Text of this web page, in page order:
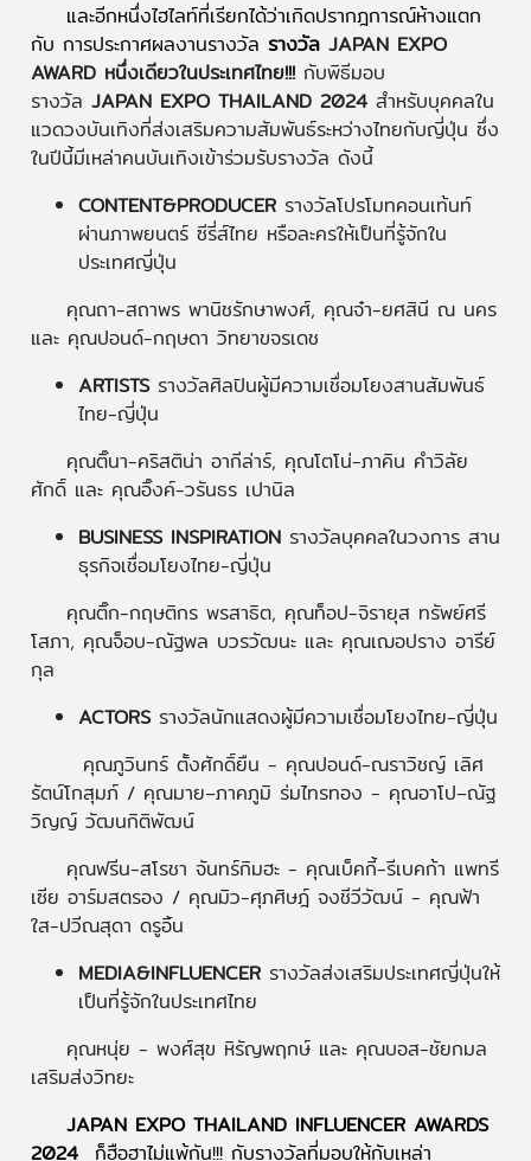
และอีกหนึ่งไฮไลท์ที่เรียกได้ว่าเกิดปรากฎการณ์ห้างแตก
กับ การประกาศผลงานรางวัล รางวัล JAPAN EXPO
AWARD หนึ่งเดียวในประเทศไทย!!! กับพิธีมอบ
รางวัล JAPAN EXPO THAILAND 2024 สำหรับบุคคลใน
แวดวงบันเทิงที่ส่งเสริมความสัมพันธ์ระหว่างไทยกับญี่ปุ่น ซึ่ง
ในปีนี้มีเหล่าคนบันเทิงเข้าร่วมรับรางวัล ดังนี้
CONTENT&PRODUCERรางวัลโปรโมทคอนเท้นท์
ผ่านภาพยนตร์ ซีรี่ส์ไทย หรือละครให้เป็นที่รู้จักใน
ประเทศญี่ปุ่น
คุณถา-สถาพร พานิชรักษาพงศ์, คุณจ๋า-ยศสินี ณ นคร
และ คุณปอนด์-กฤษดา วิทยาขจรเดช
ARTISTS รางวัลศิลปินผู้มีความเชื่อมโยงสานสัมพันธ์
ไทย-ญี่ปุ่น
คุณติ๊นา-คริสติน่า อากีล่าร์, คุณโตโน่-ภาคิน คำวิลัย
ศักดิ์ และ คุณอิ๊งค์-วรันธร เปานิล
BUSINESS INSPIRATION รางวัลบุคคลในวงการ สาน
ธุรกิจเชื่อมโยงไทย-ญี่ปุ่น
คุณติ๊ก-กฤษติกร พรสาธิต, คุณท็อป-จิรายุส ทรัพย์ศรี
โสภา, คุณจ็อบ-ณัฐพล บวรวัฒนะ และ คุณเฌอปราง อารีย์
กุล
ACTORS รางวัลนักแสดงผู้มีความเชื่อมโยงไทย-ญี่ปุ่น
คุณภูวินทร์ ตั้งศักดิ์ยืน - คุณปอนด์-ณราวิชญ์ เลิศ
รัตน์โกสุมภ์ / คุณมาย–ภาคภูมิ ร่มไทรทอง - คุณอาโป–ณัฐ
วิญญ์ วัฒนกิติพัฒน์
คุณฟรีน-สโรชา จันทร์กิมฮะ - คุณเบ็คกี้-รีเบคก้า แพทรี
เซีย อาร์มสตรอง / คุณมิว-ศุภศิษฎ์ จงชีวีวัฒน์ - คุณฟ้า
ใส-ปวีณสุดา ดรูอิ้น
MEDIA&INFLUENCER รางวัลส่งเสริมประเทศญี่ปุ่นให้
เป็นที่รู้จักในประเทศไทย
คุณหนุ่ย - พงศ์สุข หิรัญพฤกษ์ และ คุณบอส-ชัยกมล
เสริมส่งวิทยะ
JAPAN EXPO THAILAND INFLUENCER AWARDS
2024 ก็ฮือฮาไม่แพ้กัน!!! กับรางวัลที่มอบให้กับเหล่า